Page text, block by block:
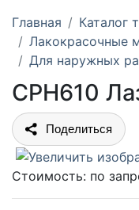
Главная
Каталог
Лакокрасочные
Для наружных
CPH610
Поделиться
Стоимость: по